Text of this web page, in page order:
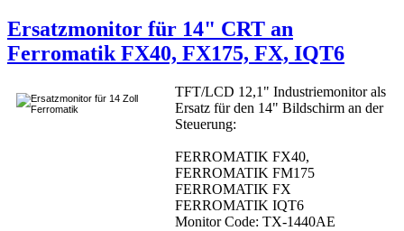
Ersatzmonitor für 14" CRT an
Ferromatik FX40, FX175, FX, IQT6
TFT/LCD 12,1" Industriemonitor als
Ersatz für den 14" Bildschirm an der
Steuerung:
FERROMATIK FX40,
FERROMATIK FM175
FERROMATIK FX
FERROMATIK IQT6
Monitor Code: TX-1440AE